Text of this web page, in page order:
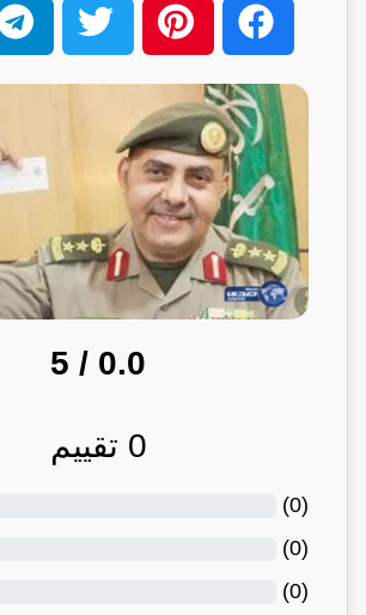
0.0
/ 5
0 تقييم
(
0
)
(
0
)
(
0
)